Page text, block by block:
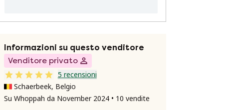
Informazioni su questo venditore
Venditore privato
5 recensioni
Schaerbeek, Belgio
Su Whoppah da November 2024 • 10 vendite